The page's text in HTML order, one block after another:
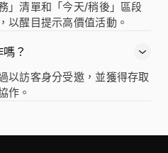
」清單和「今天/稍後」區段
以醒目提示高價值活動。
？
以訪客身分受邀，並獲得存取
作。